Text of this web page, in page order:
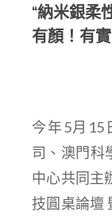
“納米銀柔
有顏！有實
今年5月15
司、澳門科
中心共同主
技圓桌論壇